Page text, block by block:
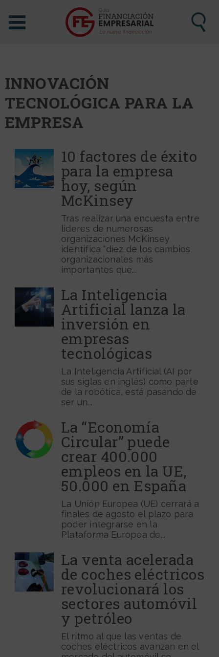
INNOVACIÓN
TECNOLÓGICA PARA LA
EMPRESA
10 factores de éxito
para la empresa
hoy, según
McKinsey
Tras realizar una encuesta entre
lideres de numerosas
organizaciones McKinsey
identifica “diez de los cambios
organizacionales más
importantes que...
La Inteligencia
Artificial lanza la
inversión en
empresas
tecnológicas
La Inteligencia Artificial (AI por
sus siglas en inglés) como parte
de la robótica, está pasando de
ser un...
La “Economía
Circular” puede
crear 400.000
empleos en la UE,
50.000 en España
La Unión Europea (UE) cerrará a
finales de agosto el plazo para
poder integrarse en la
Plataforma Europea de...
La venta acelerada
de coches eléctricos
revolucionará los
sectores automóvil
y petróleo
El ritmo al que las ventas de
coches eléctricos avanzan en el